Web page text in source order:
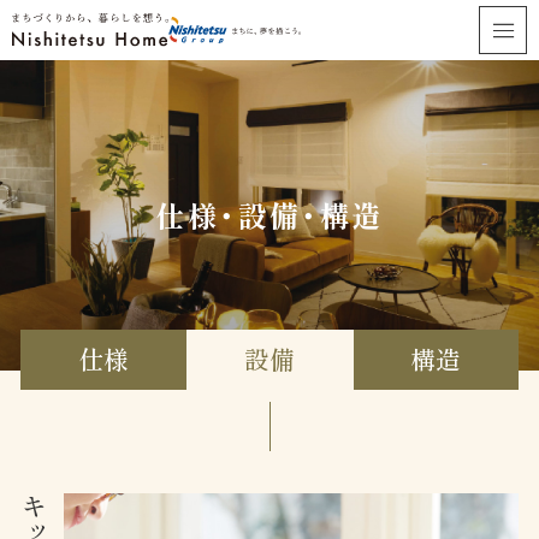
仕様・設備・構造
仕様 設備 構造